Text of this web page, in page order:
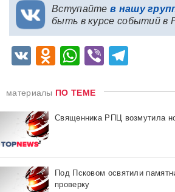
Вступайте в нашу
быть в курсе событий в
VKOdnoklassniki
WhatsApp
Viber
материалы ПО ТЕМЕ
Священника РПЦ возмутила
Под Псковом освятили
проверку